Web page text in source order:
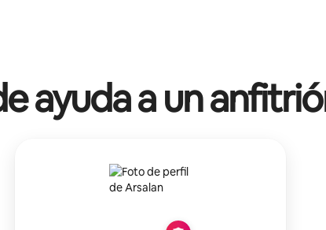
ayuda a un